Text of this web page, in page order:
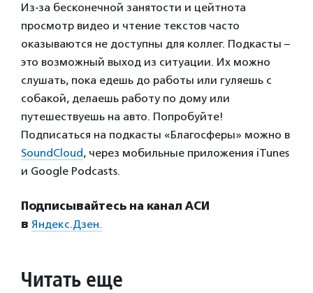
Из-за бесконечной занятости и цейтнота
просмотр видео и чтение текстов часто
оказываются не доступны для коллег. Подкасты –
это возможный выход из ситуации. Их можно
слушать, пока едешь до работы или гуляешь с
собакой, делаешь работу по дому или
путешествуешь на авто. Попробуйте!
Подписаться на подкасты «Благосферы» можно в
SoundCloud, через мобильные приложения iTunes
и Google Podcasts.
Подписывайтесь на канал АСИ
в Яндекс.Дзен.
Читать еще